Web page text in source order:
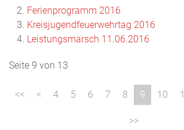
Ferienprogramm 2016
Kreisjugendfeuerwehrtag 2016
Leistungsmarsch 11.06.2016
Seite 9 von 13
4 5 6 7 8 9 10